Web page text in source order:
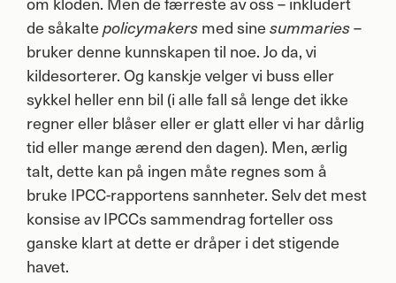
de såkalte policymakers med sine summaries–
bruker denne kunnskapen til noe. Jo da, vi
kildesorterer. Og kanskje velger vi buss eller
sykkel heller enn bil (i alle fall så lenge det ikke
regner eller blåser eller er glatt eller vi har dårlig
tid eller mange ærend den dagen). Men, ærlig
talt, dette kan på ingen måte regnes som å
bruke IPCC-rapportens sannheter. Selv det mest
konsise av IPCCs sammendrag forteller oss
ganske klart at dette er dråper i det stigende
havet.